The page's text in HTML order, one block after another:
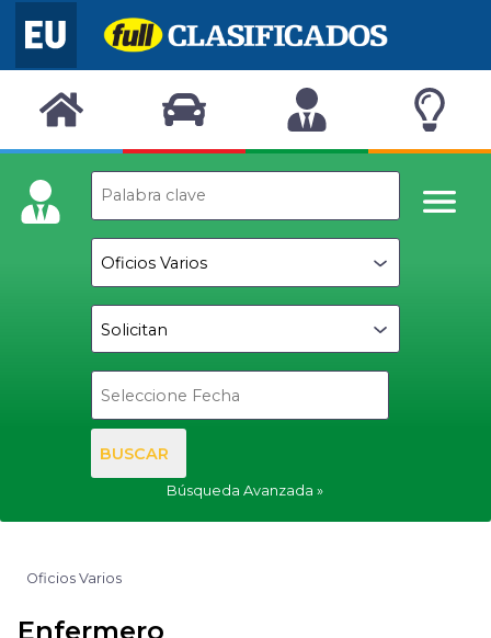
BUSCAR
Búsqueda Avanzada
Oficios Varios
Enfermero